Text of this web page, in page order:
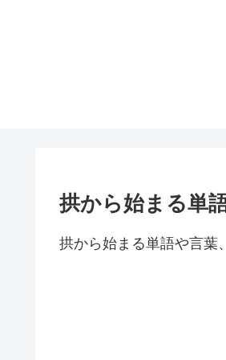
拱から始まる単
拱から始まる単語や言葉